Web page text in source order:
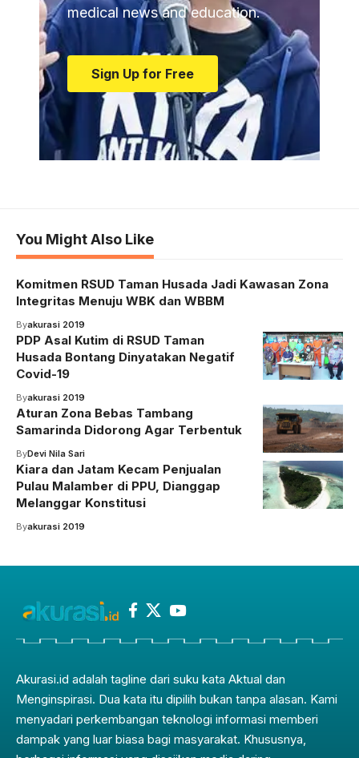
medical news and education.
Sign Up for Free
You Might Also Like
Komitmen RSUD Taman Husada Jadi Kawasan Zona
Integritas Menuju WBK dan WBBM
Byakurasi 2019
PDP Asal Kutim di RSUD Taman
Husada Bontang Dinyatakan Negatif
Covid-19
Byakurasi 2019
Aturan Zona Bebas Tambang
Samarinda Didorong Agar Terbentuk
ByDevi Nila Sari
Kiara dan Jatam Kecam Penjualan
Pulau Malamber di PPU, Dianggap
Melanggar Konstitusi
Byakurasi 2019
Akurasi.id adalah tagline dari suku kata Aktual dan
Menginspirasi. Dua kata itu dipilih bukan tanpa alasan. Kami
menyadari perkembangan teknologi informasi memberi
dampak yang luar biasa bagi masyarakat. Khususnya,